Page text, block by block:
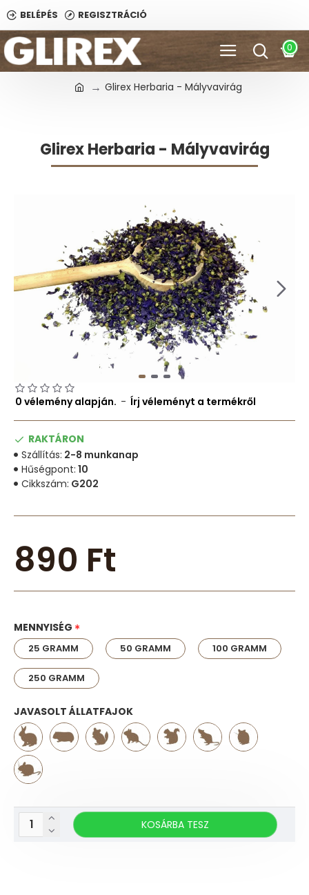
BELÉPÉS REGISZTRÁCIÓ
0
Glirex Herbaria - Mályvavirág
Glirex Herbaria - Mályvavirág
RAKTÁRON
Hűségpont: 10
Cikkszám: G202
Szállítás: 2-8 munkanap
0 vélemény alapján. - Írj véleményt a termékről
890 Ft
MENNYISÉG
25 GRAMM 50 GRAMM 100 GRAMM
250 GRAMM
JAVASOLT ÁLLATFAJOK
KOSÁRBA TESZ